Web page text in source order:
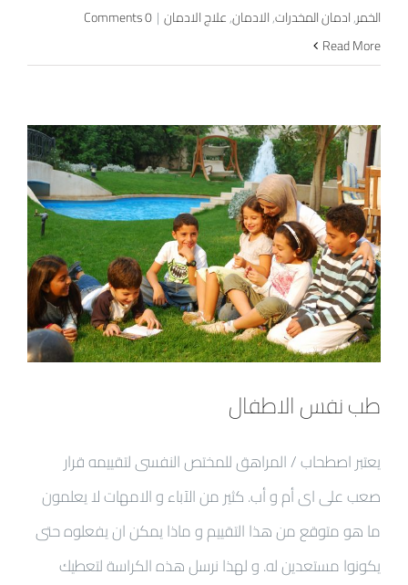
الخمر,ادمان المخدرات,الادمان,علاج الادمان |
0 Comments
Read More
طب نفس الاطفال
يعتبر اصطحاب / المراهق للمختص النفسى لتقييمه قرار
صعب على اى أم و أب. كثير من الآباء و الامهات لا يعلمون
ما هو متوقع من هذا التقييم و ماذا يمكن ان يفعلوه حتى
يكونوا مستعدين له. و لهذا نرسل هذه الكراسة لتعطيك